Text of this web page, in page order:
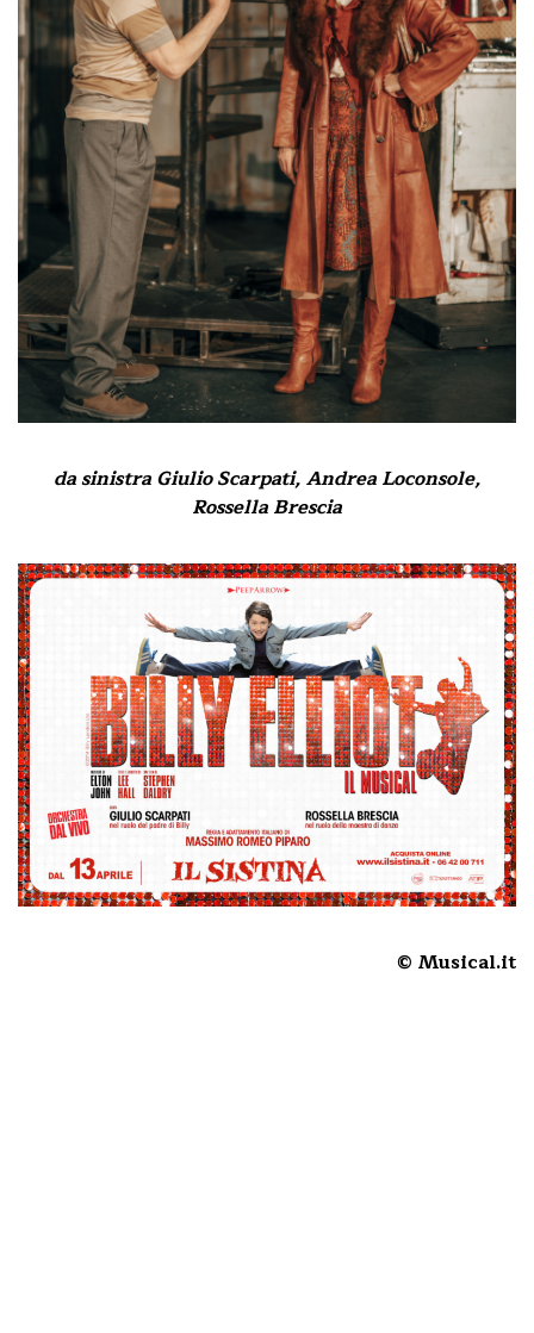
da sinistra Giulio Scarpati, Andrea Loconsole,
Rossella Brescia
© Musical.it